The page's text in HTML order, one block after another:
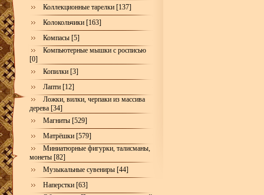
Коллекционные тарелки [137]
Колокольчики [163]
Компасы [5]
Компьютерные мышки с росписью
[0]
Копилки [3]
Лапти [12]
Ложки, вилки, черпаки из массива
дерева [34]
Магниты [529]
Матрёшки [579]
Миниатюрные фигурки, талисманы,
монеты [82]
Музыкальные сувениры [44]
Наперстки [63]